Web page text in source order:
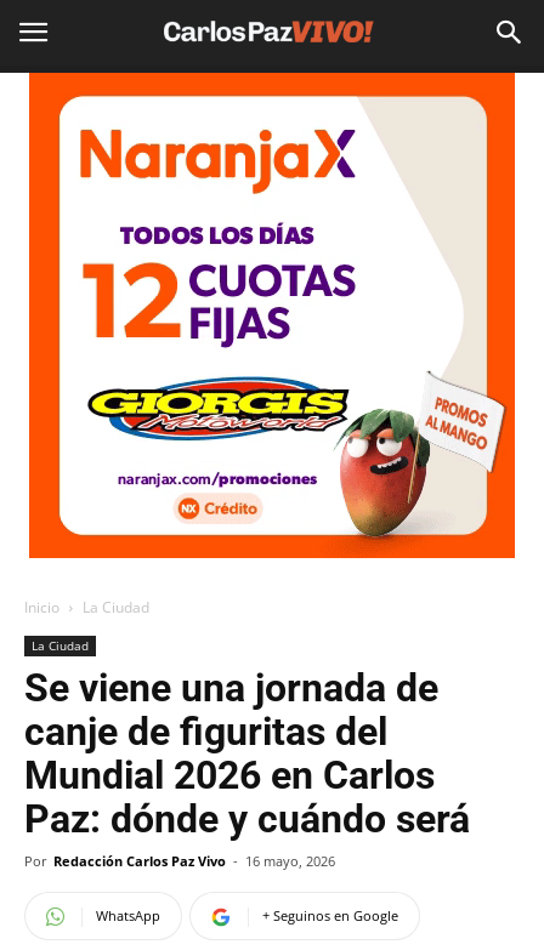
Inicio La Ciudad
La Ciudad
Se viene una jornada de
canje de figuritas del
Mundial 2026 en Carlos
Paz: dónde y cuándo será
Por Redacción Carlos Paz Vivo - 16 mayo, 2026
WhatsApp + Seguinos en Google